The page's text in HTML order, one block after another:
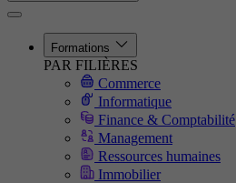
Formations
PAR FILIÈRES
Commerce
Informatique
Finance & Comptabilité
Management
Ressources humaines
Immobilier